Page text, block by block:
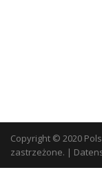
Copyright © 2020
zastrzeżone. |